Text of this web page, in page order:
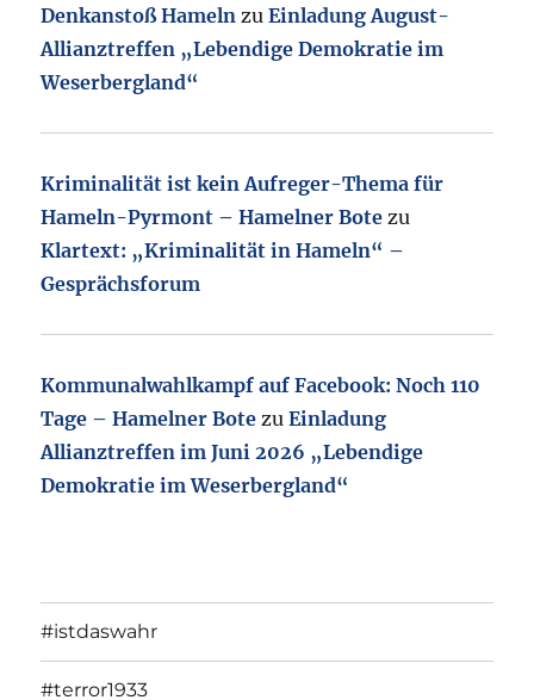
Denkanstoß Hameln zuEinladung August-
Allianztreffen „Lebendige Demokratie im
Weserbergland“
Kriminalität ist kein Aufreger-Thema für
Hameln-Pyrmont – Hamelner Bote zu
Klartext: „Kriminalität in Hameln“ –
Gesprächsforum
Kommunalwahlkampf auf Facebook: Noch 110
Tage – Hamelner Bote zuEinladung
Allianztreffen im Juni 2026 „Lebendige
Demokratie im Weserbergland“
#istdaswahr
#terror1933